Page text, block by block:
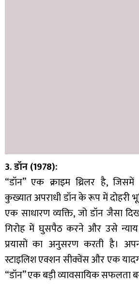
3. डॉन (1978):
“डॉन” एक क्राइम थ्रिलर है,
कुख्यात अपराधी डॉन के रूप में दोहरी
एक साधारण व्यक्ति, जो डॉन जैसा
गिरोह में घुसपैठ करने और उसे
प्रयासों का अनुसरण करती है।
स्टाइलिश एक्शन सीक्वेंस और एक
“डॉन” एक बड़ी व्यावसायिक सफलता